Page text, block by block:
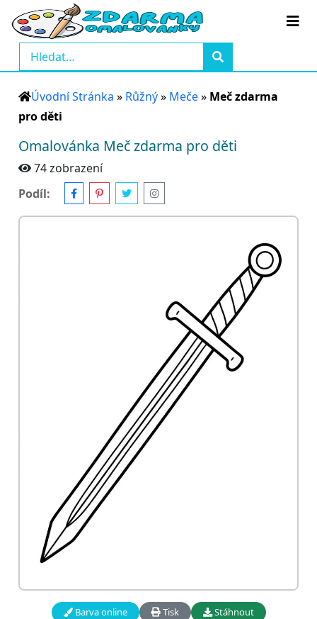
Úvodní Stránka » Růžný» Meče» Meč zdarma
pro děti
Omalovánka Meč zdarma pro děti
74 zobrazení
Podíl:
Barva online Tisk Stáhnout